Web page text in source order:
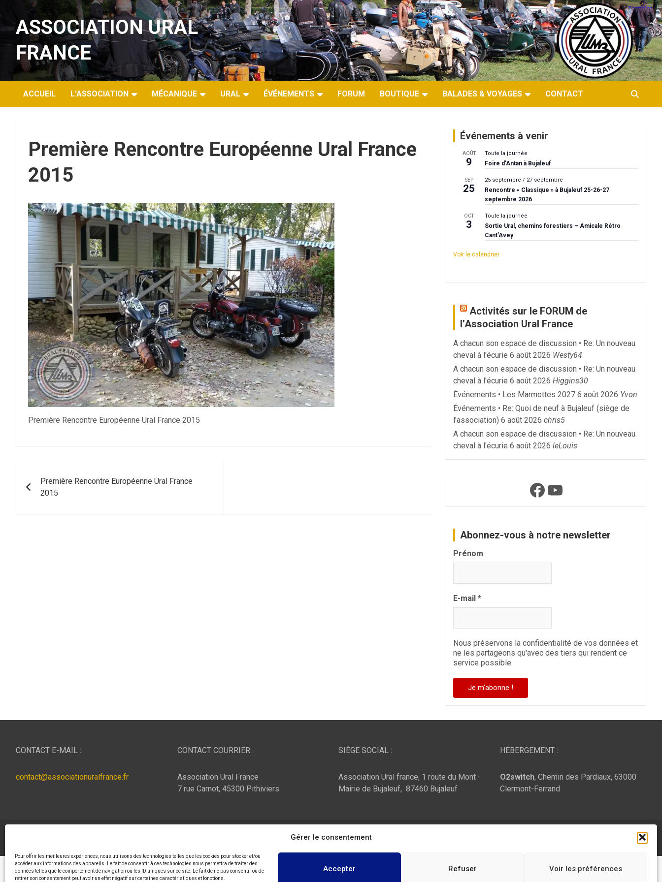
Gérer le consentement
Pour offrir les meilleures expériences, nous utilisons des technologies telles que les cookies pour stocker et/ou
accéder aux informations des appareils. Le fait de consentir à ces technologies nous permettra de traiter des
données telles que le comportement de navigation ou les ID uniques sur ce site. Le fait de ne pas consentir ou de
retirer son consentement peut avoir un effet négatif sur certaines caractéristiques et fonctions.
Accepter Refuser Voir les préférences
au
contenuASSOCIATION URAL
FRANCE
ACCUEIL L’ASSOCIATION MÉCANIQUE URAL ÉVÉNEMENTS FORUM BOUTIQUE BALADES & VOYAGES CONTACT
Première Rencontre Européenne Ural France
2015
Première Rencontre Européenne Ural France 2015
de
Première Rencontre Européenne Ural France
2015
Événements à venir
AOÛT
9
Toute la journée
Foire d’Antan à Bujaleuf
SEP
25
25 septembre / 27 septembre
Rencontre « Classique » à Bujaleuf 25-26-27
septembre 2026
OCT
3
Toute la journée
Sortie Ural, chemins forestiers – Amicale Rétro
Cant’Avey
Voir le calendrier
Activités sur le FORUM de
l’Association Ural France
A chacun son espace de discussion • Re: Un nouveau
cheval à l'écurie 6 août 2026 Westy64
A chacun son espace de discussion • Re: Un nouveau
cheval à l'écurie 6 août 2026 Higgins30
Événements • Les Marmottes 2027 6 août 2026 Yvon
Événements • Re: Quoi de neuf à Bujaleuf (siège de
l'association) 6 août 2026 chris5
A chacun son espace de discussion • Re: Un nouveau
cheval à l'écurie 6 août 2026 leLouis
Facebook
YouTube
Abonnez-vous à notre newsletter
Prénom
E-mail*
Nous préservons la confidentialité de vos données et
ne les partageons qu'avec des tiers qui rendent ce
service possible.
CONTACT E-MAIL :
contact@associationuralfrance.fr
CONTACT COURRIER :
Association Ural France
7 rue Carnot, 45300 Pithiviers
SIÈGE SOCIAL :
Association Ural france, 1 route du Mont -
Mairie de Bujaleuf, 87460 Bujaleuf
HÉBERGEMENT :
O2switch, Chemin des Pardiaux, 63000
Clermont-Ferrand
Fièrement propulsé par :